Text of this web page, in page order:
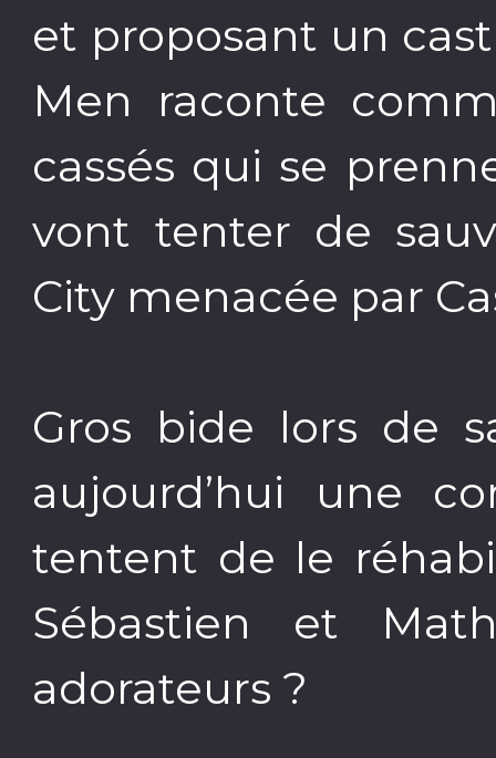
et proposant un
Men raconte
cassés qui se
vont tenter de
City menacée par
Gros bide lors de
aujourd’hui une
tentent de le
Sébastien et
adorateurs ?